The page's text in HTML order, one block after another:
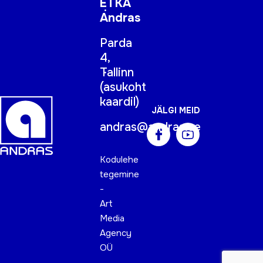
ETKA
Andras
Parda
4,
Tallinn
(asukoht
kaardil)
andras@andras.ee
Kodulehe
tegemine
-
Art
Media
Agency
OÜ
JÄLGI MEID